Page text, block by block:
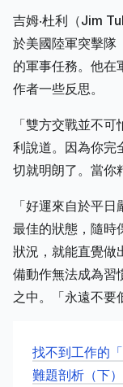
吉姆‧杜利（Jim
於美國陸軍突擊隊
的軍事任務。他在
作者一些反思。
「雙方交戰並不
利說道。因為你完
切就明朗了。當你
「好運來自於平
最佳的狀態，隨時
狀況，就能直覺做
備動作無法成為習
之中。「永遠不要
找不到工作的
難題剖析（下）